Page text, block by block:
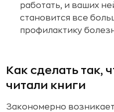
работать, и ваших
становится все
профилактику
Как сделать так,
читали книги
Закономерно